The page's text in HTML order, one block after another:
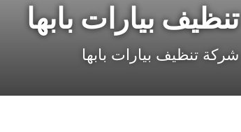
بيارات بابها
شركة تنظيف بيارات بابها